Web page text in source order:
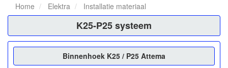
Home Elektra Installatie materiaal
K25-P25 systeem
Binnenhoek K25 / P25 Attema